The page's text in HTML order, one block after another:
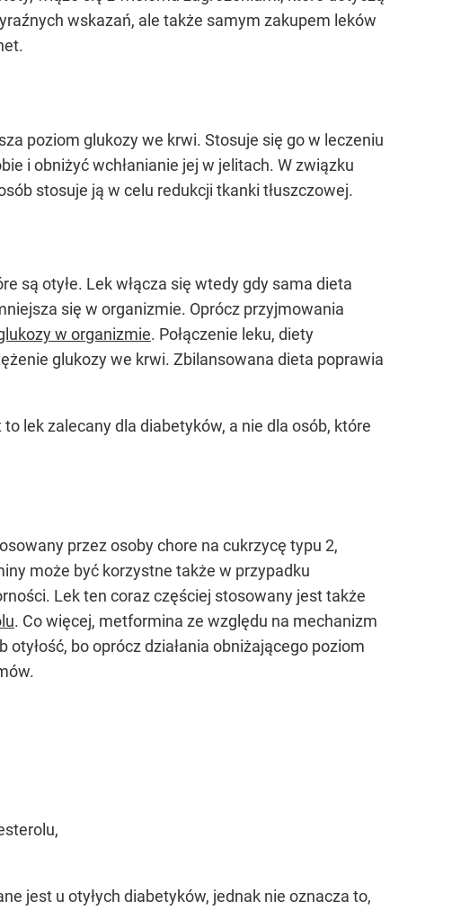
wskazań, ale także samym zakupem leków
poziom glukozy we krwi. Stosuje się go w leczeniu
i obniżyć wchłanianie jej w jelitach. W związku
stosuje ją w celu redukcji tkanki tłuszczowej.
są otyłe. Lek włącza się wtedy gdy sama dieta
się w organizmie. Oprócz przyjmowania
w organizmie. Połączenie leku, diety
glukozy we krwi. Zbilansowana dieta poprawia
lek zalecany dla diabetyków, a nie dla osób, które
przez osoby chore na cukrzycę typu 2,
może być korzystne także w przypadku
Lek ten coraz częściej stosowany jest także
. Co więcej, metformina ze względu na mechanizm
bo oprócz działania obniżającego poziom
jest u otyłych diabetyków, jednak nie oznacza to,